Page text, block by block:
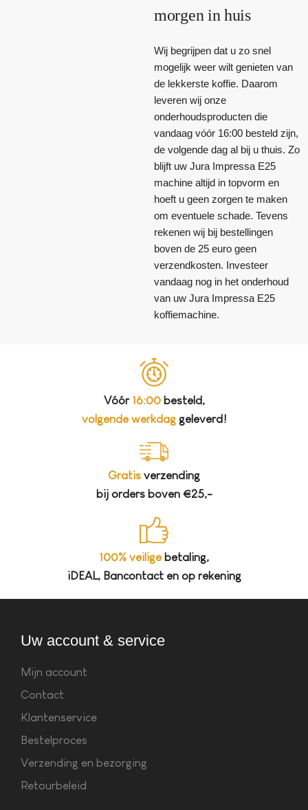
morgen in huis
Wij begrijpen dat u zo snel
mogelijk weer wilt genieten van
de lekkerste koffie. Daarom
leveren wij onze
onderhoudsproducten die
vandaag vóór 16:00 besteld zijn,
de volgende dag al bij u thuis. Zo
blijft uw Jura Impressa E25
machine altijd in topvorm en
hoeft u geen zorgen te maken
om eventuele schade. Tevens
rekenen wij bij bestellingen
boven de 25 euro geen
verzendkosten. Investeer
vandaag nog in het onderhoud
van uw Jura Impressa E25
koffiemachine.
Vóór 16:00besteld,
volgende werkdaggeleverd!
Gratis verzending
bij orders boven €25,-
100% veiligebetaling,
iDEAL, Bancontact en op rekening
Uw account & service
Mijn account
Contact
Klantenservice
Bestelproces
Verzending en bezorging
Retourbeleid